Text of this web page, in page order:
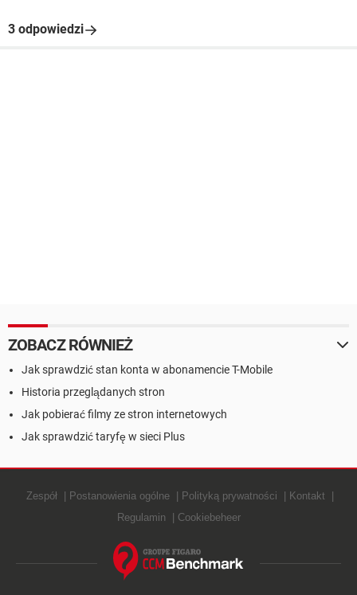
3 odpowiedzi
ZOBACZ RÓWNIEŻ
Jak sprawdzić stan konta w abonamencie T-Mobile
Historia przeglądanych stron
Jak pobierać filmy ze stron internetowych
Jak sprawdzić taryfę w sieci Plus
Zespół Postanowienia ogólne Polityką prywatności
Kontakt
Regulamin
Cookiebeheer